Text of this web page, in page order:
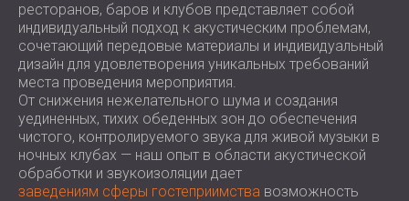
ресторанов, баров и клубов представляет собой
индивидуальный подход к акустическим проблемам,
сочетающий передовые материалы и индивидуальный
дизайн для удовлетворения уникальных требований
места проведения мероприятия.
От снижения нежелательного шума и создания
уединенных, тихих обеденных зон до обеспечения
чистого, контролируемого звука для живой музыки в
ночных клубах — наш опыт в области акустической
обработки и звукоизоляции дает
заведениям сферы гостеприимства возможность